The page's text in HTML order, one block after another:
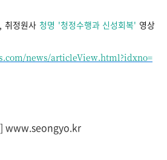
취정원사 청명 '청정수행과 신성회복' 영상
news/articleView.html?idxno=
] www.seongyo.kr